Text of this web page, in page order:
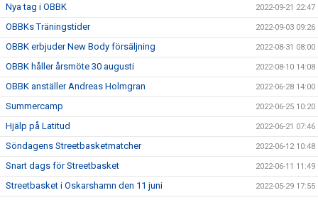
Nya tag i OBBK 2022-09-21 22:47
OBBKs Träningstider 2022-09-03 09:26
OBBK erbjuder New Body försäljning 2022-08-31 08:00
OBBK håller årsmöte 30 augusti 2022-08-10 14:08
OBBK anställer Andreas Holmgran 2022-06-28 14:00
Summercamp 2022-06-25 10:20
Hjälp på Latitud 2022-06-21 07:46
Söndagens Streetbasketmatcher 2022-06-12 10:48
Snart dags för Streetbasket 2022-06-11 11:49
Streetbasket i Oskarshamn den 11 juni 2022-05-29 17:55